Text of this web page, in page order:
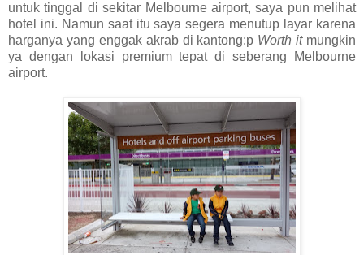
untuk tinggal di sekitar Melbourne airport, saya pun melihat
hotel ini. Namun saat itu saya segera menutup layar karena
harganya yang enggak akrab di kantong:p Worth it mungkin
ya dengan lokasi premium tepat di seberang Melbourne
airport.